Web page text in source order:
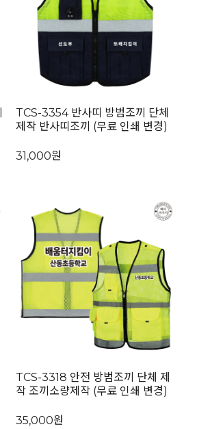
TCS-3354 반사띠 방범조끼 단체
제작 반사띠조끼 (무료 인쇄 변경)
31,000원
TCS-3318 안전 방범조끼 단체 제
작 조끼소량제작 (무료 인쇄 변경)
35,000원